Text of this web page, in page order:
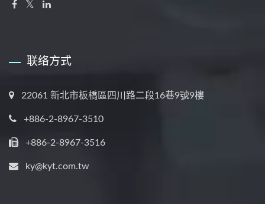
联络方式
22061 新北市板橋區四川路二段16巷9號9樓
+886-2-8967-3510
+886-2-8967-3516
ky@kyt.com.tw